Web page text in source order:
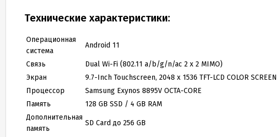
Технические характеристики:
Операционная
система
Android 11
Связь
Dual Wi-Fi (802.11 a/b/g/n/ac 2 x 2 MIMO)
Экран
9.7-Inch Touchscreen, 2048 x 1536 TFT-LCD COLOR SCREEN
Процессор
Samsung Exynos 8895V OCTA-CORE
Память
128 GB SSD / 4 GB RAM
Дополнительная
память
SD Card до 256 GB